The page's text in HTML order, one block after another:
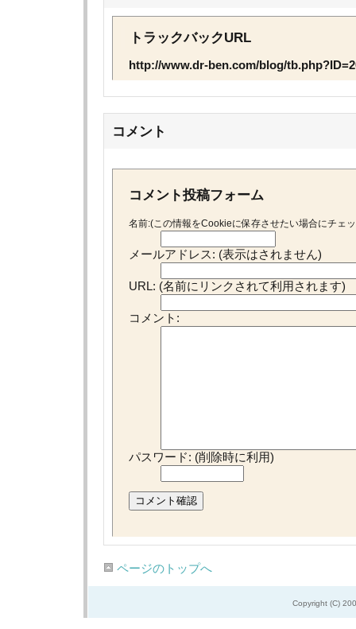
トラックバックURL
http://www.dr-ben.com/blog/
コメント
コメント投稿フォーム
名前:(この情報をCookieに保存させたい場合にチェ
メールアドレス: (表示はされません)
URL: (名前にリンクされて利用されます)
コメント:
パスワード: (削除時に利用)
ページのトップへ
Copyright (C)